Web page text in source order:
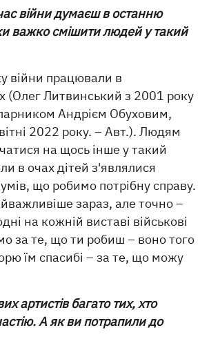
війни думаєш в останню
важко смішити людей у такий
війни працювали в
(Олег Литвинський з 2001 року
Андрієм Обуховим,
2022 року. – Авт.). Людям
на щось інше у такий
в очах дітей з'являлися
що робимо потрібну справу.
зараз, але точно –
на кожній виставі військові
за те, що ти робиш – воно того
їм спасибі – за те, що можу
артистів багато тих, хто
А як ви потрапили до